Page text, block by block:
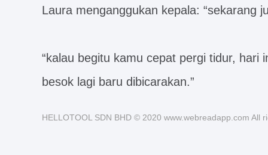
Laura menganggukan kepala: “sekarang
“kalau begitu kamu cepat pergi tidur, hari
besok lagi baru dibicarakan.”
HELLOTOOL SDN BHD © 2020 www.webreadapp.com All